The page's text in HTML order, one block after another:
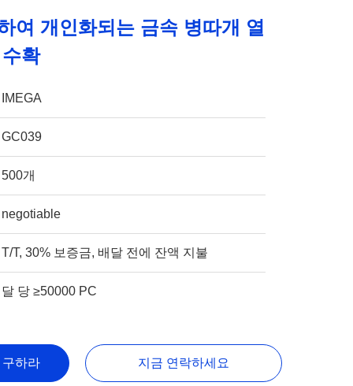
여 개인화되는 금속 병따개 열
확
IMEGA
GC039
500개
negotiable
T/T, 30% 보증금, 배달 전에 잔액 지불
달 당 ≥50000 PC
하라 지금 연락하세요